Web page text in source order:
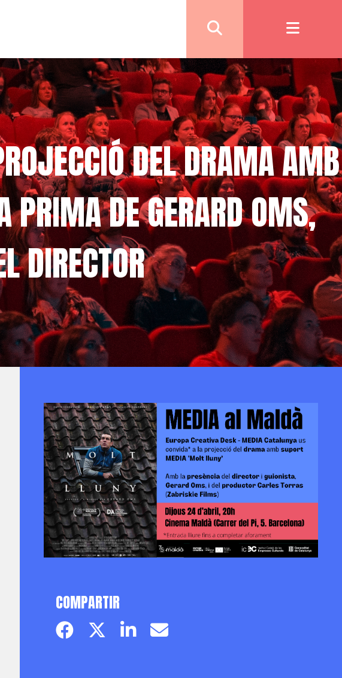
DEL DRAMA AMB
PRIMA DE GERARD OMS,
DIRECTOR
COMPARTIR
Facebook pageTwitter page
LinkedinEmail